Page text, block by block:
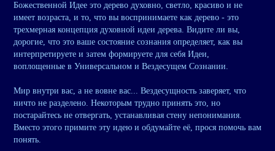
Божественной Идее это дерево духовно, светло, красиво и не
имеет возраста, и то, что вы воспринимаете как дерево - это
трехмерная концепция духовной идеи дерева. Видите ли вы,
дорогие, что это ваше состояние сознания определяет, как вы
интерпретируете и затем формируете для себя Идеи,
воплощенные в Универсальном и Вездесущем Сознании.
Мир внутри вас, а не вовне вас... Вездесущность заверяет, что
ничто не разделено. Некоторым трудно принять это, но
постарайтесь не отвергать, устанавливая стену непонимания.
Вместо этого примите эту идею и обдумайте её, прося помочь вам
понять.